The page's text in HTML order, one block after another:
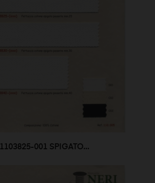
1103825-001 SPIGATO...